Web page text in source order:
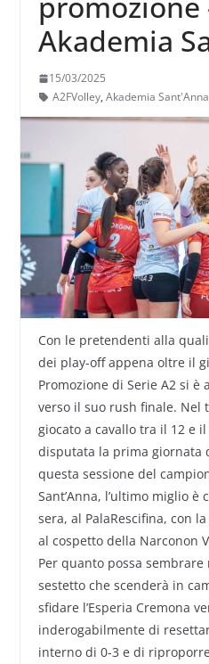
Akademia
deve battere
per
Melendugno
15/03/2025
A2FVolley, Akademia
Con le pretendenti alla
dei play-off appena oltre il
Promozione di Serie A2 si è
verso il suo rush finale. Nel
giocato a cavallo tra il 12 e
disputata la prima giornata
questa sessione del
Sant’Anna, l’ultimo miglio
sera, al PalaRescifina, con
al cospetto della Narconon
Per quanto possa
sestetto che scenderà in
sfidare l’Esperia Cremona
inderogabilmente di
interno di 0-3 e di